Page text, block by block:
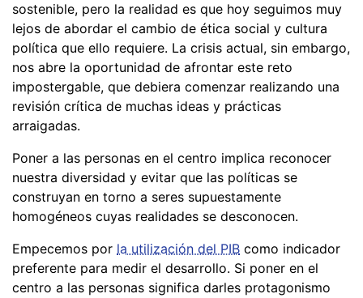
sostenible, pero la realidad es que hoy seguimos muy
lejos de abordar el cambio de ética social y cultura
política que ello requiere. La crisis actual, sin embargo,
nos abre la oportunidad de afrontar este reto
impostergable, que debiera comenzar realizando una
revisión crítica de muchas ideas y prácticas
arraigadas.
Poner a las personas en el centro implica reconocer
nuestra diversidad y evitar que las políticas se
construyan en torno a seres supuestamente
homogéneos cuyas realidades se desconocen.
Empecemos por la utilización del PIB como indicador
preferente para medir el desarrollo. Si poner en el
centro a las personas significa darles protagonismo